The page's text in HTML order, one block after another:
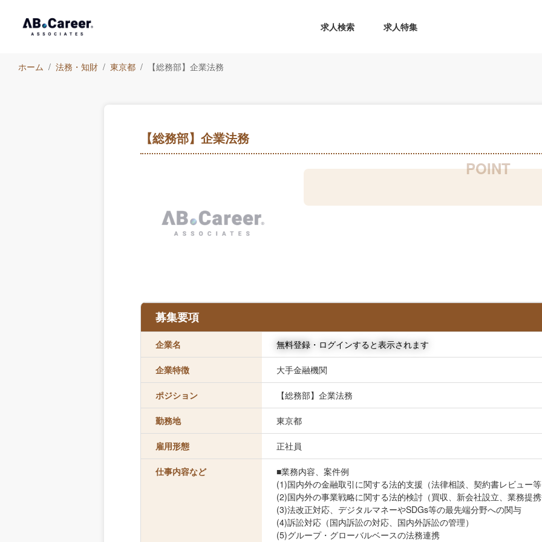
求人検索
求人特集
ホーム 法務・知財 東京都 【総務部】企業法務
【総務部】企業法務
募集要項
企業名 無料登録・ログインすると表示されます
企業特徴 大手金融機関
ポジション 【総務部】企業法務
勤務地 東京都
雇用形態 正社員
仕事内容など
■業務内容、案件例
(1)国内外の金融取引に関する法的支援（法律相談、契約書レビュー等
(2)国内外の事業戦略に関する法的検討（買収、新会社設立、業務提携
(3)法改正対応、デジタルマネーやSDGs等の最先端分野への関与
(4)訴訟対応（国内訴訟の対応、国内外訴訟の管理）
(5)グループ・グローバルベースの法務連携